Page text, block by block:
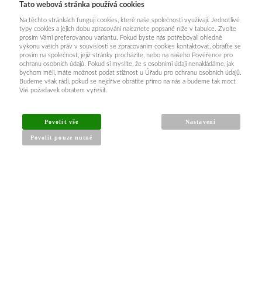
Tato webová stránka používá cookies
Na těchto stránkách fungují cookies, které naše společnosti využívají. Jednotlivé
typy cookies a jejich dobu zpracování naleznete popsané níže v tabulce. Zvolte
prosím Vámi preferovanou variantu. Pokud byste nás potřebovali ohledně
výkonu vašich práv v souvislosti se zpracováním cookies kontaktovat, obraťte se
prosím na společnost, jejíž stránky procházíte, nebo na našeho Pověřence pro
ochranu osobních údajů. Pokud si myslíte, že s osobními údaji nenakládáme, jak
bychom měli, máte možnost podat stížnost u Úřadu pro ochranu osobních údajů.
Budeme však rádi, pokud se nejdříve obrátíte přímo na nás a budeme tak moct
Váš požadavek obratem vyřešit.
Povolit vše
Povolit pouze nutné
Nastavení